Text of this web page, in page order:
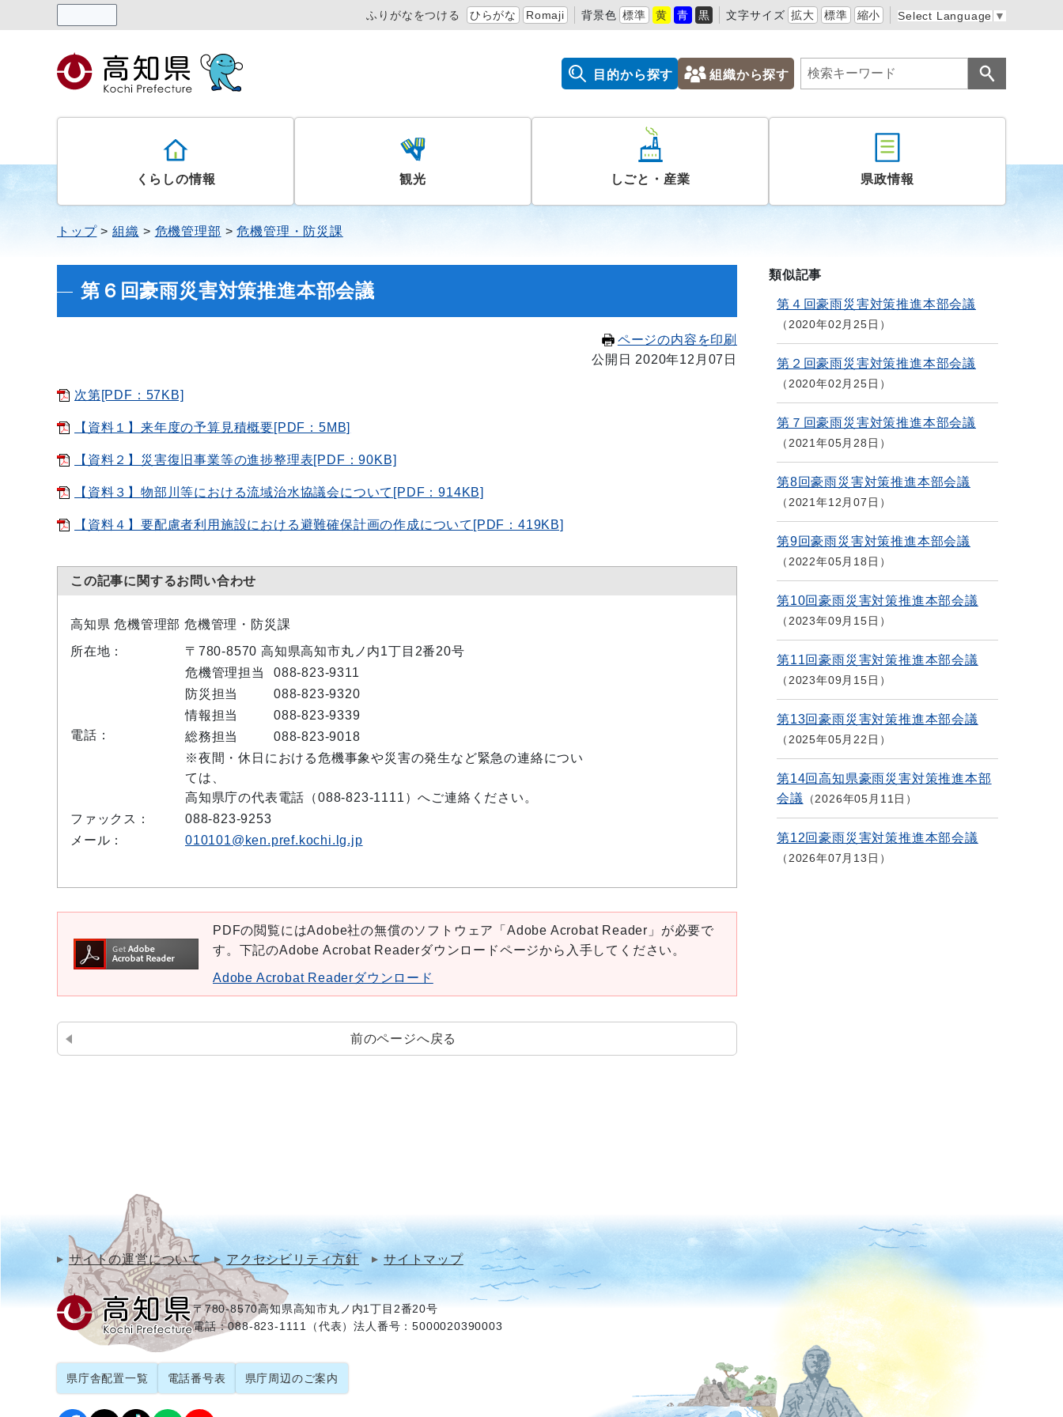
ふりがなをつける ひらがな Romaji 背景色 標準 黄 青 黒 文字サイズ 拡大 標準 縮小 Select Language ▼
目的から探す 組織から探す
くらしの情報 観光 しごと・産業 県政情報
トップ 組織 危機管理部 危機管理・防災課
第６回豪雨災害対策推進本部会議
ページの内容を印刷
公開日 2020年12月07日
次第[PDF：57KB]
【資料１】来年度の予算見積概要[PDF：5MB]
【資料２】災害復旧事業等の進捗整理表[PDF：90KB]
【資料３】物部川等における流域治水協議会について[PDF：914KB]
【資料４】要配慮者利用施設における避難確保計画の作成について[PDF：419KB]
この記事に関するお問い合わせ
高知県 危機管理部 危機管理・防災課
所在地：
〒780-8570 高知県高知市丸ノ内1丁目2番20号
電話：
危機管理担当
088-823-9311
防災担当
088-823-9320
情報担当
088-823-9339
総務担当
088-823-9018
※夜間・休日における危機事象や災害の発生など緊急の連絡につい
ては、
高知県庁の代表電話（088-823-1111）へご連絡ください。
ファックス：
088-823-9253
メール：
010101@ken.pref.kochi.lg.jp
PDFの閲覧にはAdobe社の無償のソフトウェア「Adobe Acrobat Reader」が必要で
す。下記のAdobe Acrobat Readerダウンロードページから入手してください。
Adobe Acrobat Readerダウンロード
前のページへ戻る
類似記事
第４回豪雨災害対策推進本部会議
2020年02月25日
第２回豪雨災害対策推進本部会議
2020年02月25日
第７回豪雨災害対策推進本部会議
2021年05月28日
第8回豪雨災害対策推進本部会議
2021年12月07日
第9回豪雨災害対策推進本部会議
2022年05月18日
第10回豪雨災害対策推進本部会議
2023年09月15日
第11回豪雨災害対策推進本部会議
2023年09月15日
第13回豪雨災害対策推進本部会議
2025年05月22日
第14回高知県豪雨災害対策推進本部
会議
2026年05月11日
第12回豪雨災害対策推進本部会議
2026年07月13日
サイトの運営について アクセシビリティ方針 サイトマップ
〒780-8570高知県高知市丸ノ内1丁目2番20号
電話：088-823-1111（代表）法人番号：5000020390003
県庁舎配置一覧 電話番号表 県庁周辺のご案内